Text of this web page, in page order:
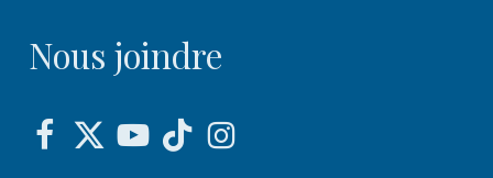
Nous joindre